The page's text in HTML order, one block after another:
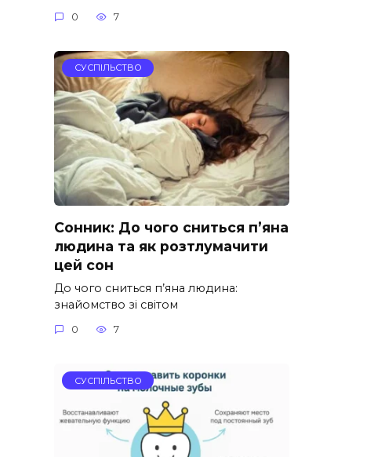
0 7
СУСПІЛЬСТВО
Сонник: До чого сниться п’яна
людина та як розтлумачити
цей сон
До чого сниться п’яна людина:
знайомство зі світом
0 7
СУСПІЛЬСТВО